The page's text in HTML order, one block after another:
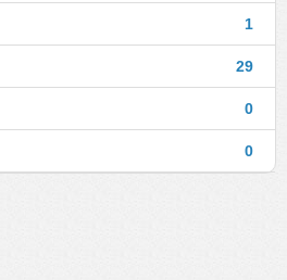
1
29
0
0